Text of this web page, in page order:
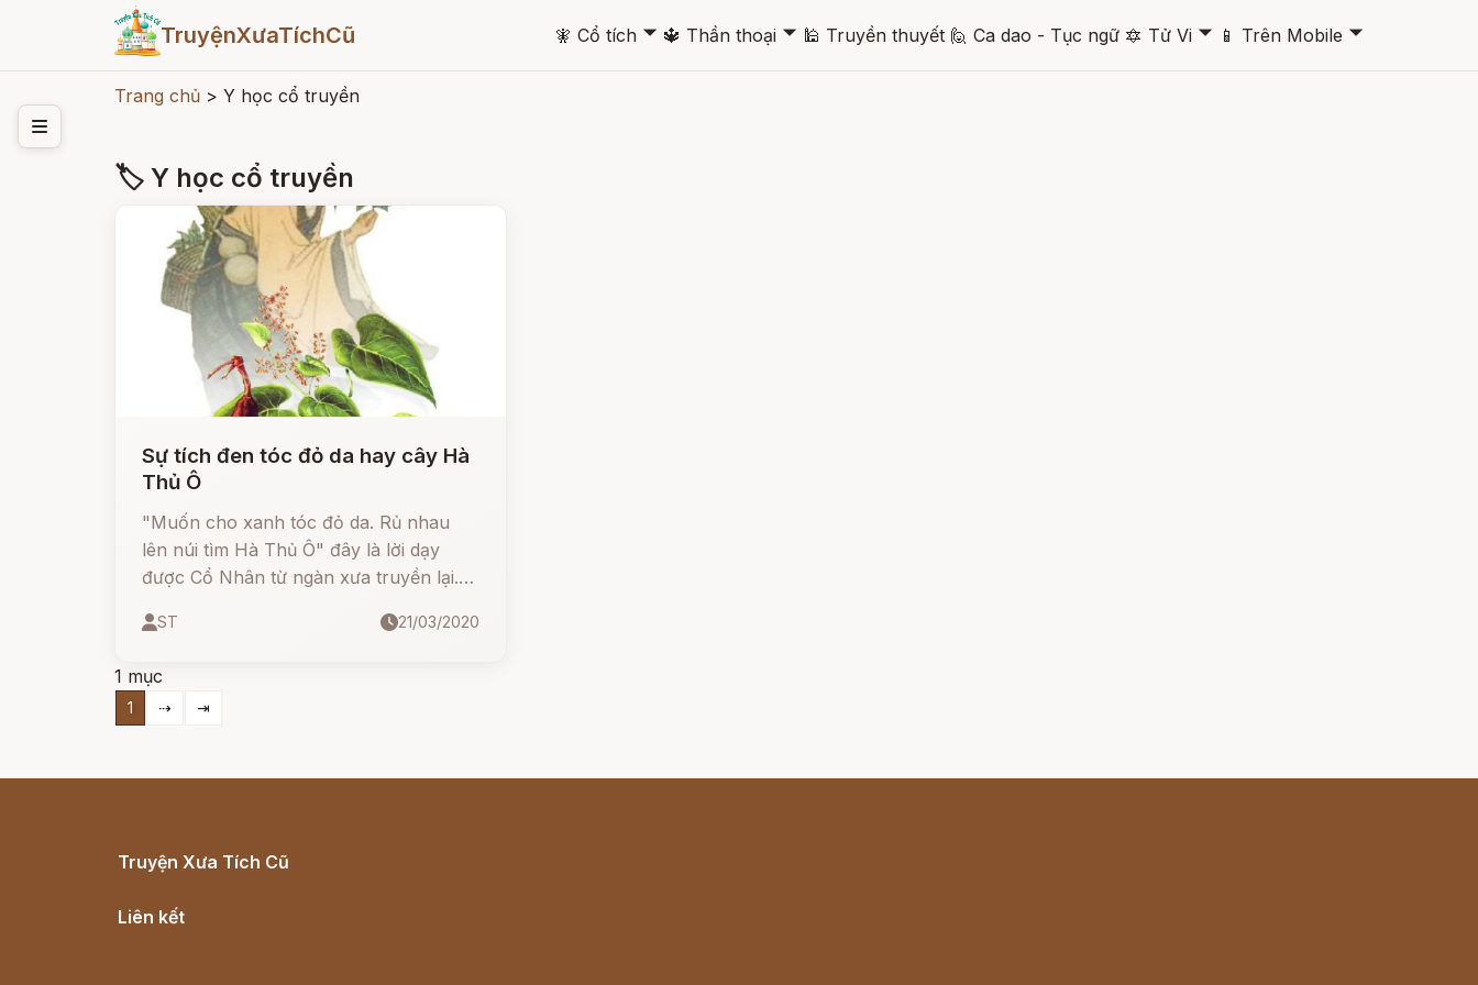
TruyệnXưaTíchCũ 🧚 Cổ tích 🞃 🔱 Thần thoại 🞃 🕌 Truyền thuyết 🙋 Ca dao - Tục ngữ 🔯 Tử Vi 🞃 📱 Trên Mobile 🞃
Trang chủ > Y học cổ truyền
🏷 Y học cổ truyền
Sự tích đen tóc đỏ da hay cây Hà
Thủ Ô
"Muốn cho xanh tóc đỏ da. Rủ nhau
lên núi tìm Hà Thủ Ô" đây là lời dạy
được Cổ Nhân từ ngàn xưa truyền lại.
thức cháu con, với nhiều thế hệ sau
và quen thuộc.
ST 21/03/2020
1 mục
1 ⇢ ⇥
Truyện Xưa Tích Cũ
Liên kết